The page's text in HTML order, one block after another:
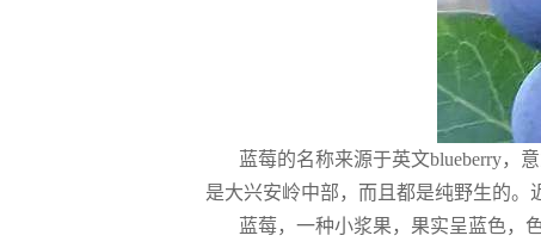
蓝莓的名称来源于英文blueberry，
是大兴安岭中部，而且都是纯野生的。
蓝莓，一种小浆果，果实呈蓝色，